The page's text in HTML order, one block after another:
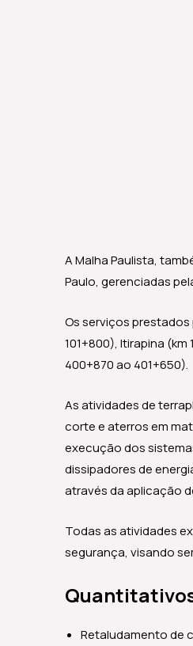
A Malha Paulista,
Paulo, gerenciadas
Os serviços
101+800), Itirapina
400+870 ao 401+650).
As atividades de
corte e aterros em
execução dos
dissipadores de
através da aplicação
Todas as atividades
segurança, visando
Retaludamento de